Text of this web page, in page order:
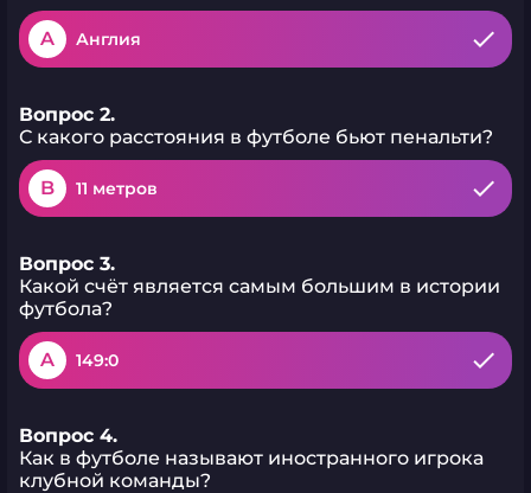
A Англия
Вопрос 2.
С какого расстояния в футболе бьют пенальти?
B 11 метров
Вопрос 3.
Какой счёт является самым большим в истории
футбола?
A 149:0
Вопрос 4.
Как в футболе называют иностранного игрока
клубной команды?